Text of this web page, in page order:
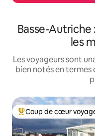
Basse-Autriche
les
Les voyageurs sont
bien notés en
Coups de cœur
Coup de cœur